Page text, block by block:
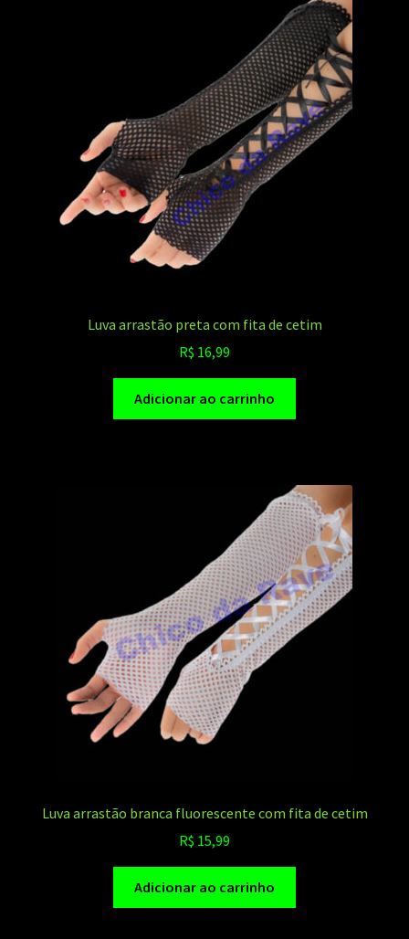
Luva arrastão preta com fita de cetim
R$ 16,99
Adicionar ao carrinho
Luva arrastão branca fluorescente com fita de cetim
R$ 15,99
Adicionar ao carrinho